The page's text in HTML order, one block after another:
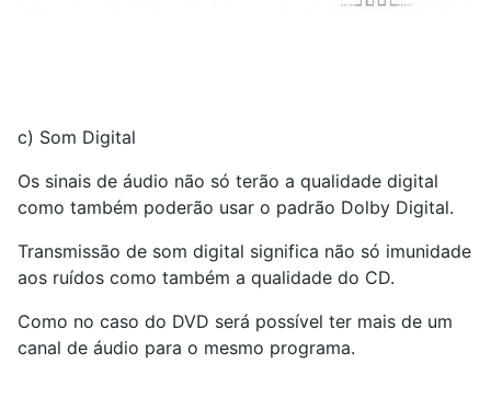
c) Som Digital
Os sinais de áudio não só terão a qualidade digital
como também poderão usar o padrão Dolby Digital.
Transmissão de som digital significa não só imunidade
aos ruídos como também a qualidade do CD.
Como no caso do DVD será possível ter mais de um
canal de áudio para o mesmo programa.